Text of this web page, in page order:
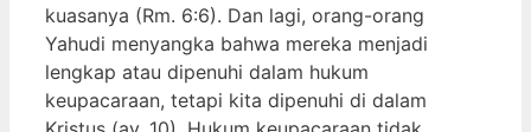
kuasanya (Rm. 6:6). Dan lagi, orang-orang
Yahudi menyangka bahwa mereka menjadi
lengkap atau dipenuhi dalam hukum
keupacaraan, tetapi kita dipenuhi di dalam